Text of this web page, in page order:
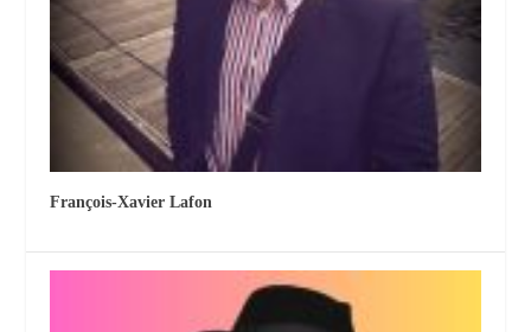
François-Xavier Lafon